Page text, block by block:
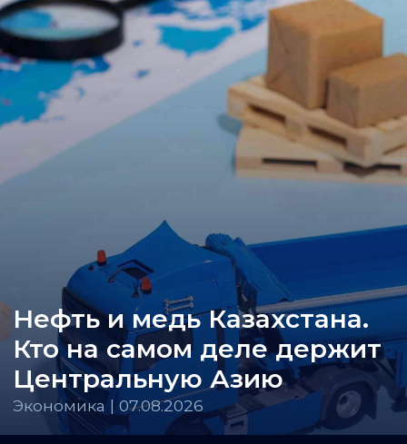
Нефть и медь Казахстана.
Кто на самом деле держит
Центральную Азию
Экономика | 07.08.2026